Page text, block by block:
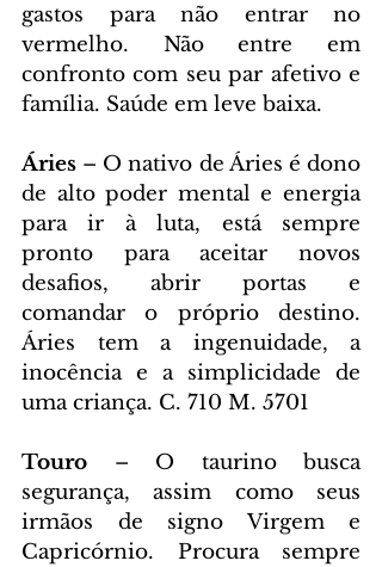
gastos para não entrar no
vermelho. Não entre em
confronto com seu par afetivo e
família. Saúde em leve baixa.
Áries – O nativo de Áries é dono
de alto poder mental e energia
para ir à luta, está sempre
pronto para aceitar novos
desafios, abrir portas e
comandar o próprio destino.
Áries tem a ingenuidade, a
inocência e a simplicidade de
uma criança. C. 710 M. 5701
Touro – O taurino busca
segurança, assim como seus
irmãos de signo Virgem e
Capricórnio. Procura sempre